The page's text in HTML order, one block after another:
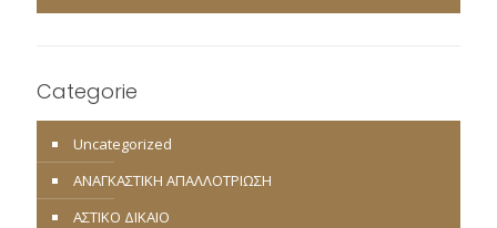
Categorie
Uncategorized
ΑΝΑΓΚΑΣΤΙΚΗ ΑΠΑΛΛΟΤΡΙΩΣΗ
ΑΣΤΙΚΟ ΔΙΚΑΙΟ